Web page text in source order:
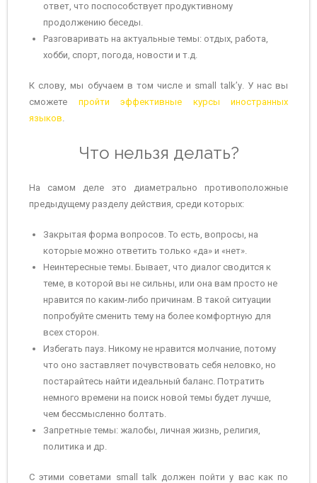
ответ, что поспособствует продуктивному
продолжению беседы.
Разговаривать на актуальные темы: отдых, работа,
хобби, спорт, погода, новости и т.д.
К слову, мы обучаем в том числе и small talk’у. У нас вы
сможете пройти эффективные курсы иностранных
языков.
Что нельзя делать?
На самом деле это диаметрально противоположные
предыдущему разделу действия, среди которых:
Закрытая форма вопросов. То есть, вопросы, на
которые можно ответить только «да» и «нет».
Неинтересные темы. Бывает, что диалог сводится к
теме, в которой вы не сильны, или она вам просто не
нравится по каким-либо причинам. В такой ситуации
попробуйте сменить тему на более комфортную для
всех сторон.
Избегать пауз. Никому не нравится молчание, потому
что оно заставляет почувствовать себя неловко, но
постарайтесь найти идеальный баланс. Потратить
немного времени на поиск новой темы будет лучше,
чем бессмысленно болтать.
Запретные темы: жалобы, личная жизнь, религия,
политика и др.
С этими советами small talk должен пойти у вас как по